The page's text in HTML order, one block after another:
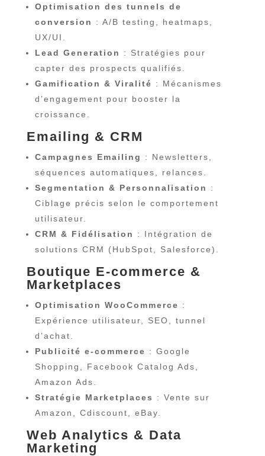
Optimisation des tunnels de
conversion
: A/B testing, heatmaps,
UX/UI.
Lead Generation
: Stratégies pour
capter des prospects qualifiés.
Gamification & Viralité : Mécanismes
d’engagement pour booster la
croissance.
Emailing & CRM
Campagnes Emailing
: Newsletters,
séquences automatiques, relances.
Segmentation & Personnalisation
:
Ciblage précis selon le comportement
utilisateur.
CRM & Fidélisation
: Intégration de
solutions CRM (HubSpot, Salesforce).
Boutique E-commerce &
Marketplaces
Optimisation WooCommerce :
Expérience utilisateur, SEO, tunnel
d’achat.
Publicité e-commerce : Google
Shopping, Facebook Catalog Ads,
Amazon Ads.
Stratégie Marketplaces
: Vente sur
Amazon, Cdiscount, eBay.
Web Analytics & Data
Marketing